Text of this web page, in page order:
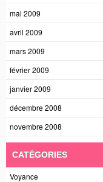
mai 2009
avril 2009
mars 2009
février 2009
janvier 2009
décembre 2008
novembre 2008
CATÉGORIES
Voyance